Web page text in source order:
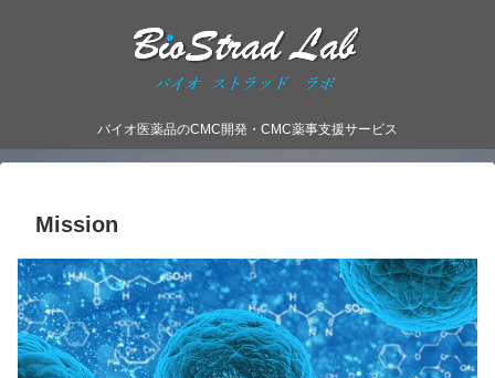
バイオ医薬品のCMC開発・CMC薬事支援サービス
Mission